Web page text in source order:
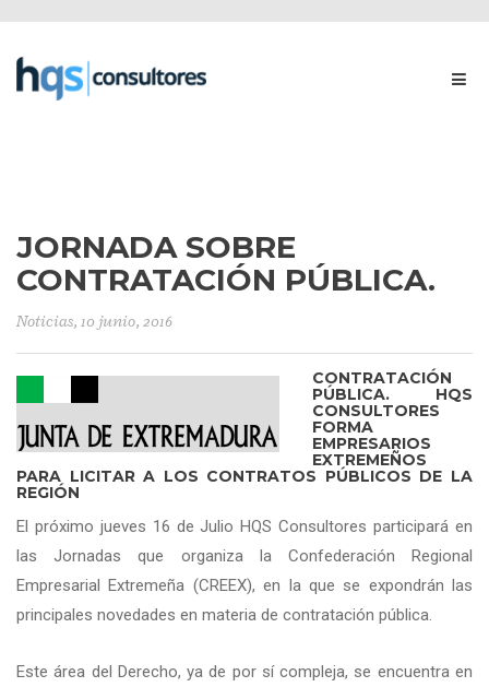
JORNADA SOBRE
CONTRATACIÓN PÚBLICA.
Noticias, 10 junio, 2016
CONTRATACIÓN
PÚBLICA. HQS
CONSULTORES
FORMA
EMPRESARIOS
EXTREMEÑOS
PARA LICITAR A LOS CONTRATOS PÚBLICOS DE LA
REGIÓN
El próximo jueves 16 de Julio HQS Consultores participará en
las Jornadas que organiza la Confederación Regional
Empresarial Extremeña (CREEX), en la que se expondrán las
principales novedades en materia de contratación pública.
Este área del Derecho, ya de por sí compleja, se encuentra en